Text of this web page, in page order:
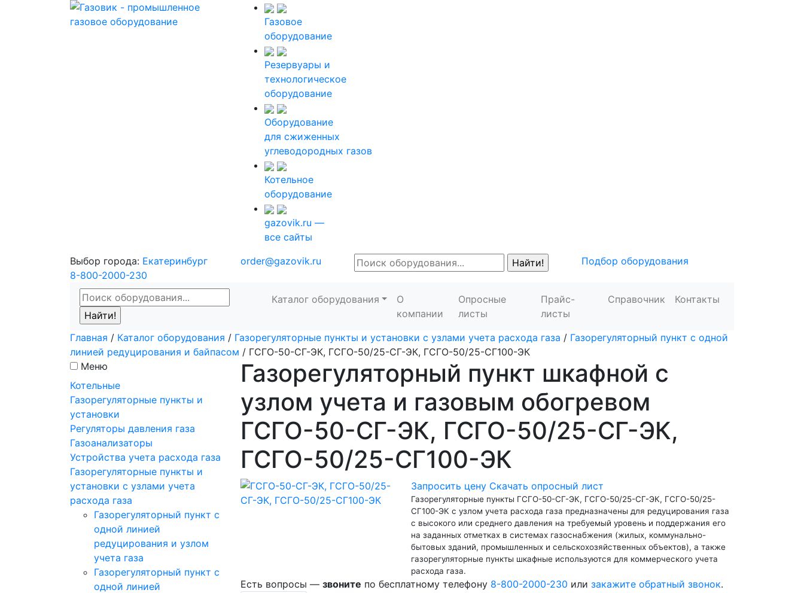
Газовое
оборудование
Резервуары и
технологическое
оборудование
Оборудование
для сжиженных
углеводородных газов
Котельное
оборудование
gazovik.ru —
все сайты
Выбор города: Екатеринбург
8-800-2000-230
order@gazovik.ru Подбор оборудования
Каталог оборудования
О
компании
Опросные
листы
Прайс-
листы
Справочник Контакты
Главная / Каталог оборудования / Газорегуляторные пункты и установки с узлами учета расхода газа / Газорегуляторный пункт с одной
линией редуцирования и байпасом / ГСГО-50-СГ-ЭК, ГСГО-50/25-СГ-ЭК, ГСГО-50/25-СГ100-ЭК
Меню
Котельные
Газорегуляторные пункты и
установки
Регуляторы давления газа
Газоанализаторы
Устройства учета расхода газа
Газорегуляторные пункты и
установки с узлами учета
расхода газа
Газорегуляторный пункт с
одной линией
редуцирования и узлом
учета газа
Газорегуляторный пункт с
одной линией
Газорегуляторный пункт шкафной с
узлом учета и газовым обогревом
ГСГО-50-СГ-ЭК, ГСГО-50/25-СГ-ЭК,
ГСГО-50/25-СГ100-ЭК
Запросить цену Скачать опросный лист
Газорегуляторные пункты ГСГО-50-СГ-ЭК, ГСГО-50/25-СГ-ЭК, ГСГО-50/25-
СГ100-ЭК с узлом учета расхода газа предназначены для редуцирования газа
с высокого или среднего давления на требуемый уровень и поддержания его
на заданных отметках в системах газоснабжения (жилых, коммунально-
бытовых зданий, промышленных и сельскохозяйственных объектов), а также
газорегуляторные пункты шкафные используются для коммерческого учета
расхода газа.
Есть вопросы — звоните по бесплатному телефону 8-800-2000-230 или закажите обратный звонок.